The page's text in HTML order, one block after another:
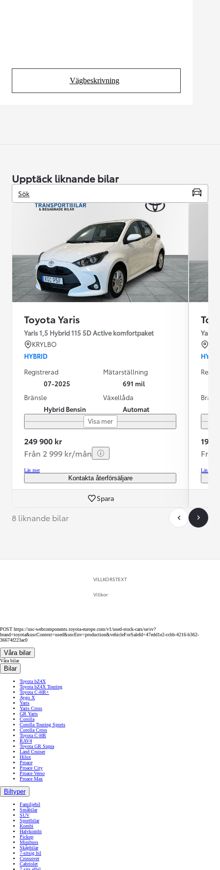
Vägbeskrivning
(Opens in new tab)
Upptäck liknande bilar
Sök
Toyota Yaris
Yaris 1,5 Hybrid 115 5D Active komfortpaket
KRYLBO
HYBRID
Registrerad
07-2025
Mätarställning
691 mil
Bränsle
Hybrid Bensin
Växellåda
Automat
Visa mer
249 900 kr
Från 2 999 kr/mån
Läs mer
Kontakta återförsäljare
Spara
Yaris
199
Läs mer
8 liknande bilar
VILLKORSTEXT
Villkor
POST https://usc-webcomponents.toyota-europe.com/v1/used-stock-cars/se/sv?
brand=toyota&uscContext=used&uscEnv=production&vehicleForSaleId=47edd1e2-ccbb-4216-b362-
36674f223ac0
Våra bilar
Våra bilar
Bilar
Toyota bZ4X
Toyota bZ4X Touring
Toyota C-HR+
Aygo X
Yaris
Yaris Cross
GR Yaris
Corolla
Corolla Touring Sports
Corolla Cross
Toyota C-HR
RAV4
Toyota GR Supra
Land Cruiser
Hilux
Proace
Proace City
Proace Verso
Proace Max
Biltyper
Familjebil
Småbilar
SUV
Sportbilar
Kombi
Halvkombi
Pickup
Minibuss
Skåpbilar
7-sitsig bil
Crossover
Cabriolet